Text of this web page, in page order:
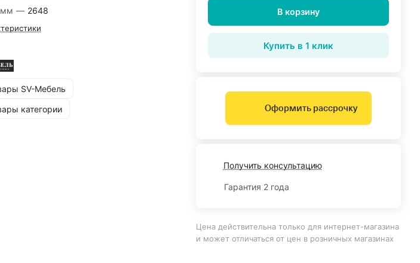
— 2648
SV-Мебель
категории
В корзину
Купить в 1 клик
Оформить рассрочку
Получить консультацию
Гарантия 2 года
Цена действительна только для интернет-магазина
и может отличаться от цен в розничных магазинах